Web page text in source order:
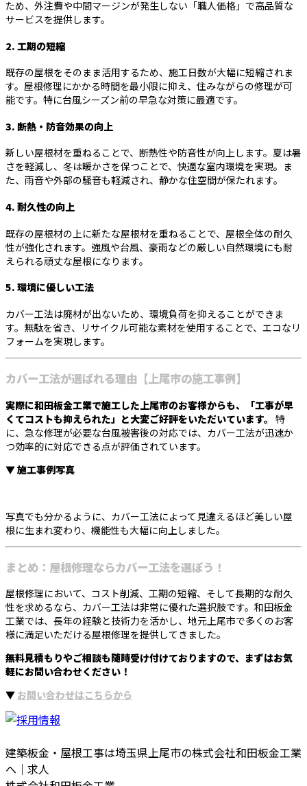
ため、外注費や中間マージンが発生しない「職人価格」で高品質な
サービスを提供します。
2. 工期の短縮
既存の屋根をそのまま活用するため、施工日数が大幅に短縮されま
す。屋根修理にかかる時間を最小限に抑え、住みながらの修理が可
能です。特に台風シーズン前の早急な対策に最適です。
3. 断熱・防音効果の向上
新しい屋根材を重ねることで、断熱性や防音性が向上します。夏は暑
さを軽減し、冬は暖かさを保つことで、快適な室内環境を実現。ま
た、雨音や外部の騒音も軽減され、静かな住空間が保たれます。
4. 耐久性の向上
既存の屋根材の上に新たな屋根材を重ねることで、屋根全体の耐久
性が強化されます。強風や台風、豪雨などの厳しい自然環境にも耐
えられる頑丈な屋根になります。
5. 環境に優しい工法
カバー工法は廃材が出ないため、環境負荷を抑えることができま
す。無駄を省き、リサイクル可能な素材を使用することで、エコなリ
フォームを実現します。
カバー工法が選ばれる理由【上尾市の施工事例】
実際に和田板金工業で施工した上尾市のお客様からも、「工事が早
くてコストも抑えられた」と大変ご好評をいただいています。 特
に、急な修理が必要な台風被害後の対応では、カバー工法が迅速か
つ効率的に対応できる点が評価されています。
▼ 施工事例写真
写真でも分かるように、カバー工法によって見違えるほど美しい屋
根に生まれ変わり、機能性も大幅に向上しました。
まとめ：屋根修理ならカバー工法を選ぼう！
屋根修理において、コスト削減、工期の短縮、そして長期的な耐久
性を求めるなら、カバー工法は非常に優れた選択肢です。和田板金
工業では、長年の経験と技術力を活かし、地元上尾市で多くのお客
様に満足いただける屋根修理を提供してきました。
無料見積もりやご相談も随時受け付けておりますので、まずはお気
軽にお問い合わせください！
▼ お問い合わせはこちらから
建築板金・屋根工事は埼玉県上尾市の株式会社和田板金工業
へ｜求人